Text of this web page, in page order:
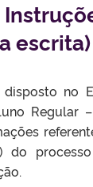
escrita)
no
Regular
do